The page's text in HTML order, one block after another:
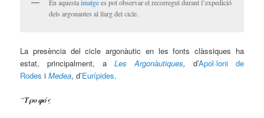
En aquestaimatgees pot observar el recorregut durant l’expedició
dels argonautes al llarg del cicle.
La presència del cicle argonàutic en les fonts clàssiques ha
estat, principalment, a Les Argonàutiques, d’Apol·loni de
Rodes iMedea, d’Eurípides.
“Τροφός